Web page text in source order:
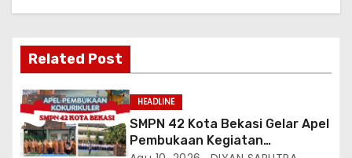
Related Post
HEADLINE
SMPN 42 Kota Bekasi Gelar Apel
Pembukaan Kegiatan